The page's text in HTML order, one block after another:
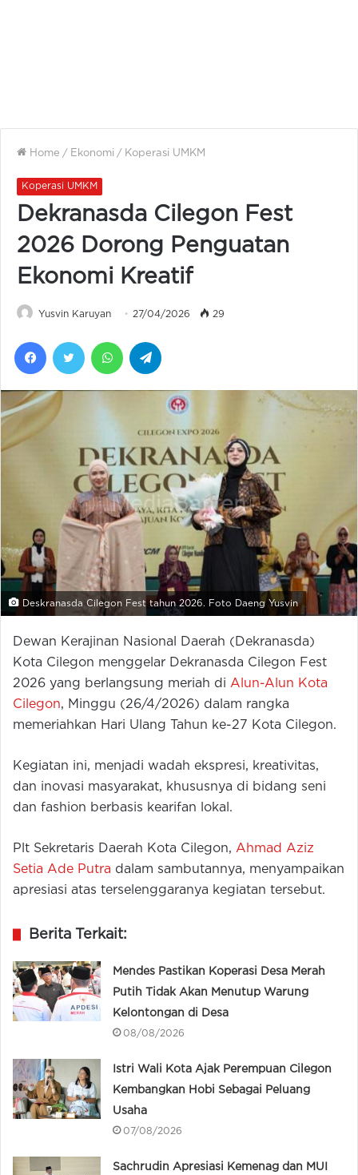
Home / Ekonomi / Koperasi UMKM
Koperasi UMKM
Dekranasda Cilegon Fest
2026 Dorong Penguatan
Ekonomi Kreatif
Yusvin Karuyan 27/04/2026 29
FacebookTwitter WhatsApp
Deskranasda Cilegon Fest tahun 2026. Foto Daeng Yusvin
Dewan Kerajinan Nasional Daerah (Dekranasda)
Kota Cilegon menggelar Dekranasda Cilegon Fest
2026 yang berlangsung meriah di Alun-Alun Kota
Cilegon, Minggu (26/4/2026) dalam rangka
memeriahkan Hari Ulang Tahun ke-27 Kota Cilegon.
Kegiatan ini, menjadi wadah ekspresi, kreativitas,
dan inovasi masyarakat, khususnya di bidang seni
dan fashion berbasis kearifan lokal.
Plt Sekretaris Daerah Kota Cilegon, Ahmad Aziz
Setia Ade Putra dalam sambutannya, menyampaikan
apresiasi atas terselenggaranya kegiatan tersebut.
Berita Terkait:
Mendes Pastikan Koperasi Desa Merah
Putih Tidak Akan Menutup Warung
Kelontongan di Desa
08/08/2026
Istri Wali Kota Ajak Perempuan Cilegon
Kembangkan Hobi Sebagai Peluang
Usaha
07/08/2026
Sachrudin Apresiasi Kemenag dan MUI